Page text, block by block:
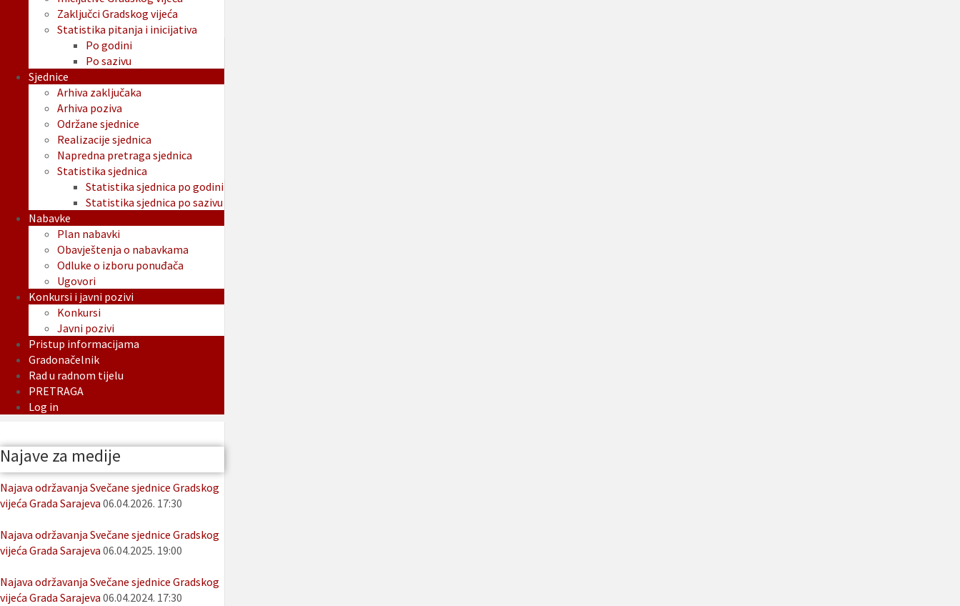
Zaključci Gradskog vijeća
Statistika pitanja i inicijativa
Po godini
Po sazivu
Sjednice
Arhiva zaključaka
Arhiva poziva
Održane sjednice
Realizacije sjednica
Napredna pretraga sjednica
Statistika sjednica
Statistika sjednica po godini
Statistika sjednica po sazivu
Nabavke
Plan nabavki
Obavještenja o nabavkama
Odluke o izboru ponuđača
Ugovori
Konkursi i javni pozivi
Konkursi
Javni pozivi
Pristup informacijama
Gradonačelnik
Rad u radnom tijelu
PRETRAGA
Log in
Najave za medije
Najava održavanja Svečane sjednice Gradskog
vijeća Grada Sarajeva 06.04.2026. 17:30
Najava održavanja Svečane sjednice Gradskog
vijeća Grada Sarajeva 06.04.2025. 19:00
Najava održavanja Svečane sjednice Gradskog
vijeća Grada Sarajeva 06.04.2024. 17:30